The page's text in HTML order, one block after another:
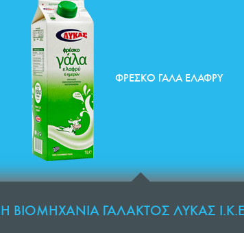
ΦΡΈΣΚΟ ΓΆΛΑ ΕΛΑΦΡΎ
ΒΙΟΜΗΧΑΝΙΑ ΓΑΛΑΚΤΟΣ ΛΥΚΑΣ